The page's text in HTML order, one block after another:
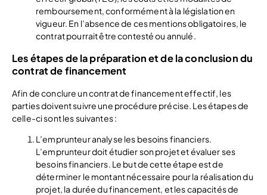
remboursement, conformément à la législation en
vigueur. En l’absence de ces mentions obligatoires, le
contrat pourrait être contesté ou annulé.
Les étapes de la préparation et de la conclusion du
contrat de financement
Afin de conclure un contrat de financement effectif, les
parties doivent suivre une procédure précise. Les étapes de
celle-ci sont les suivantes :
L’emprunteur analyse les besoins financiers.
L’emprunteur doit étudier son projet et évaluer ses
besoins financiers. Le but de cette étape est de
déterminer le montant nécessaire pour la réalisation du
projet, la durée du financement, et les capacités de